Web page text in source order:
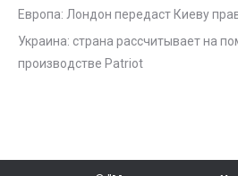
Европа: Лондон передаст Киеву
Украина: страна рассчитывает на
производстве Patriot